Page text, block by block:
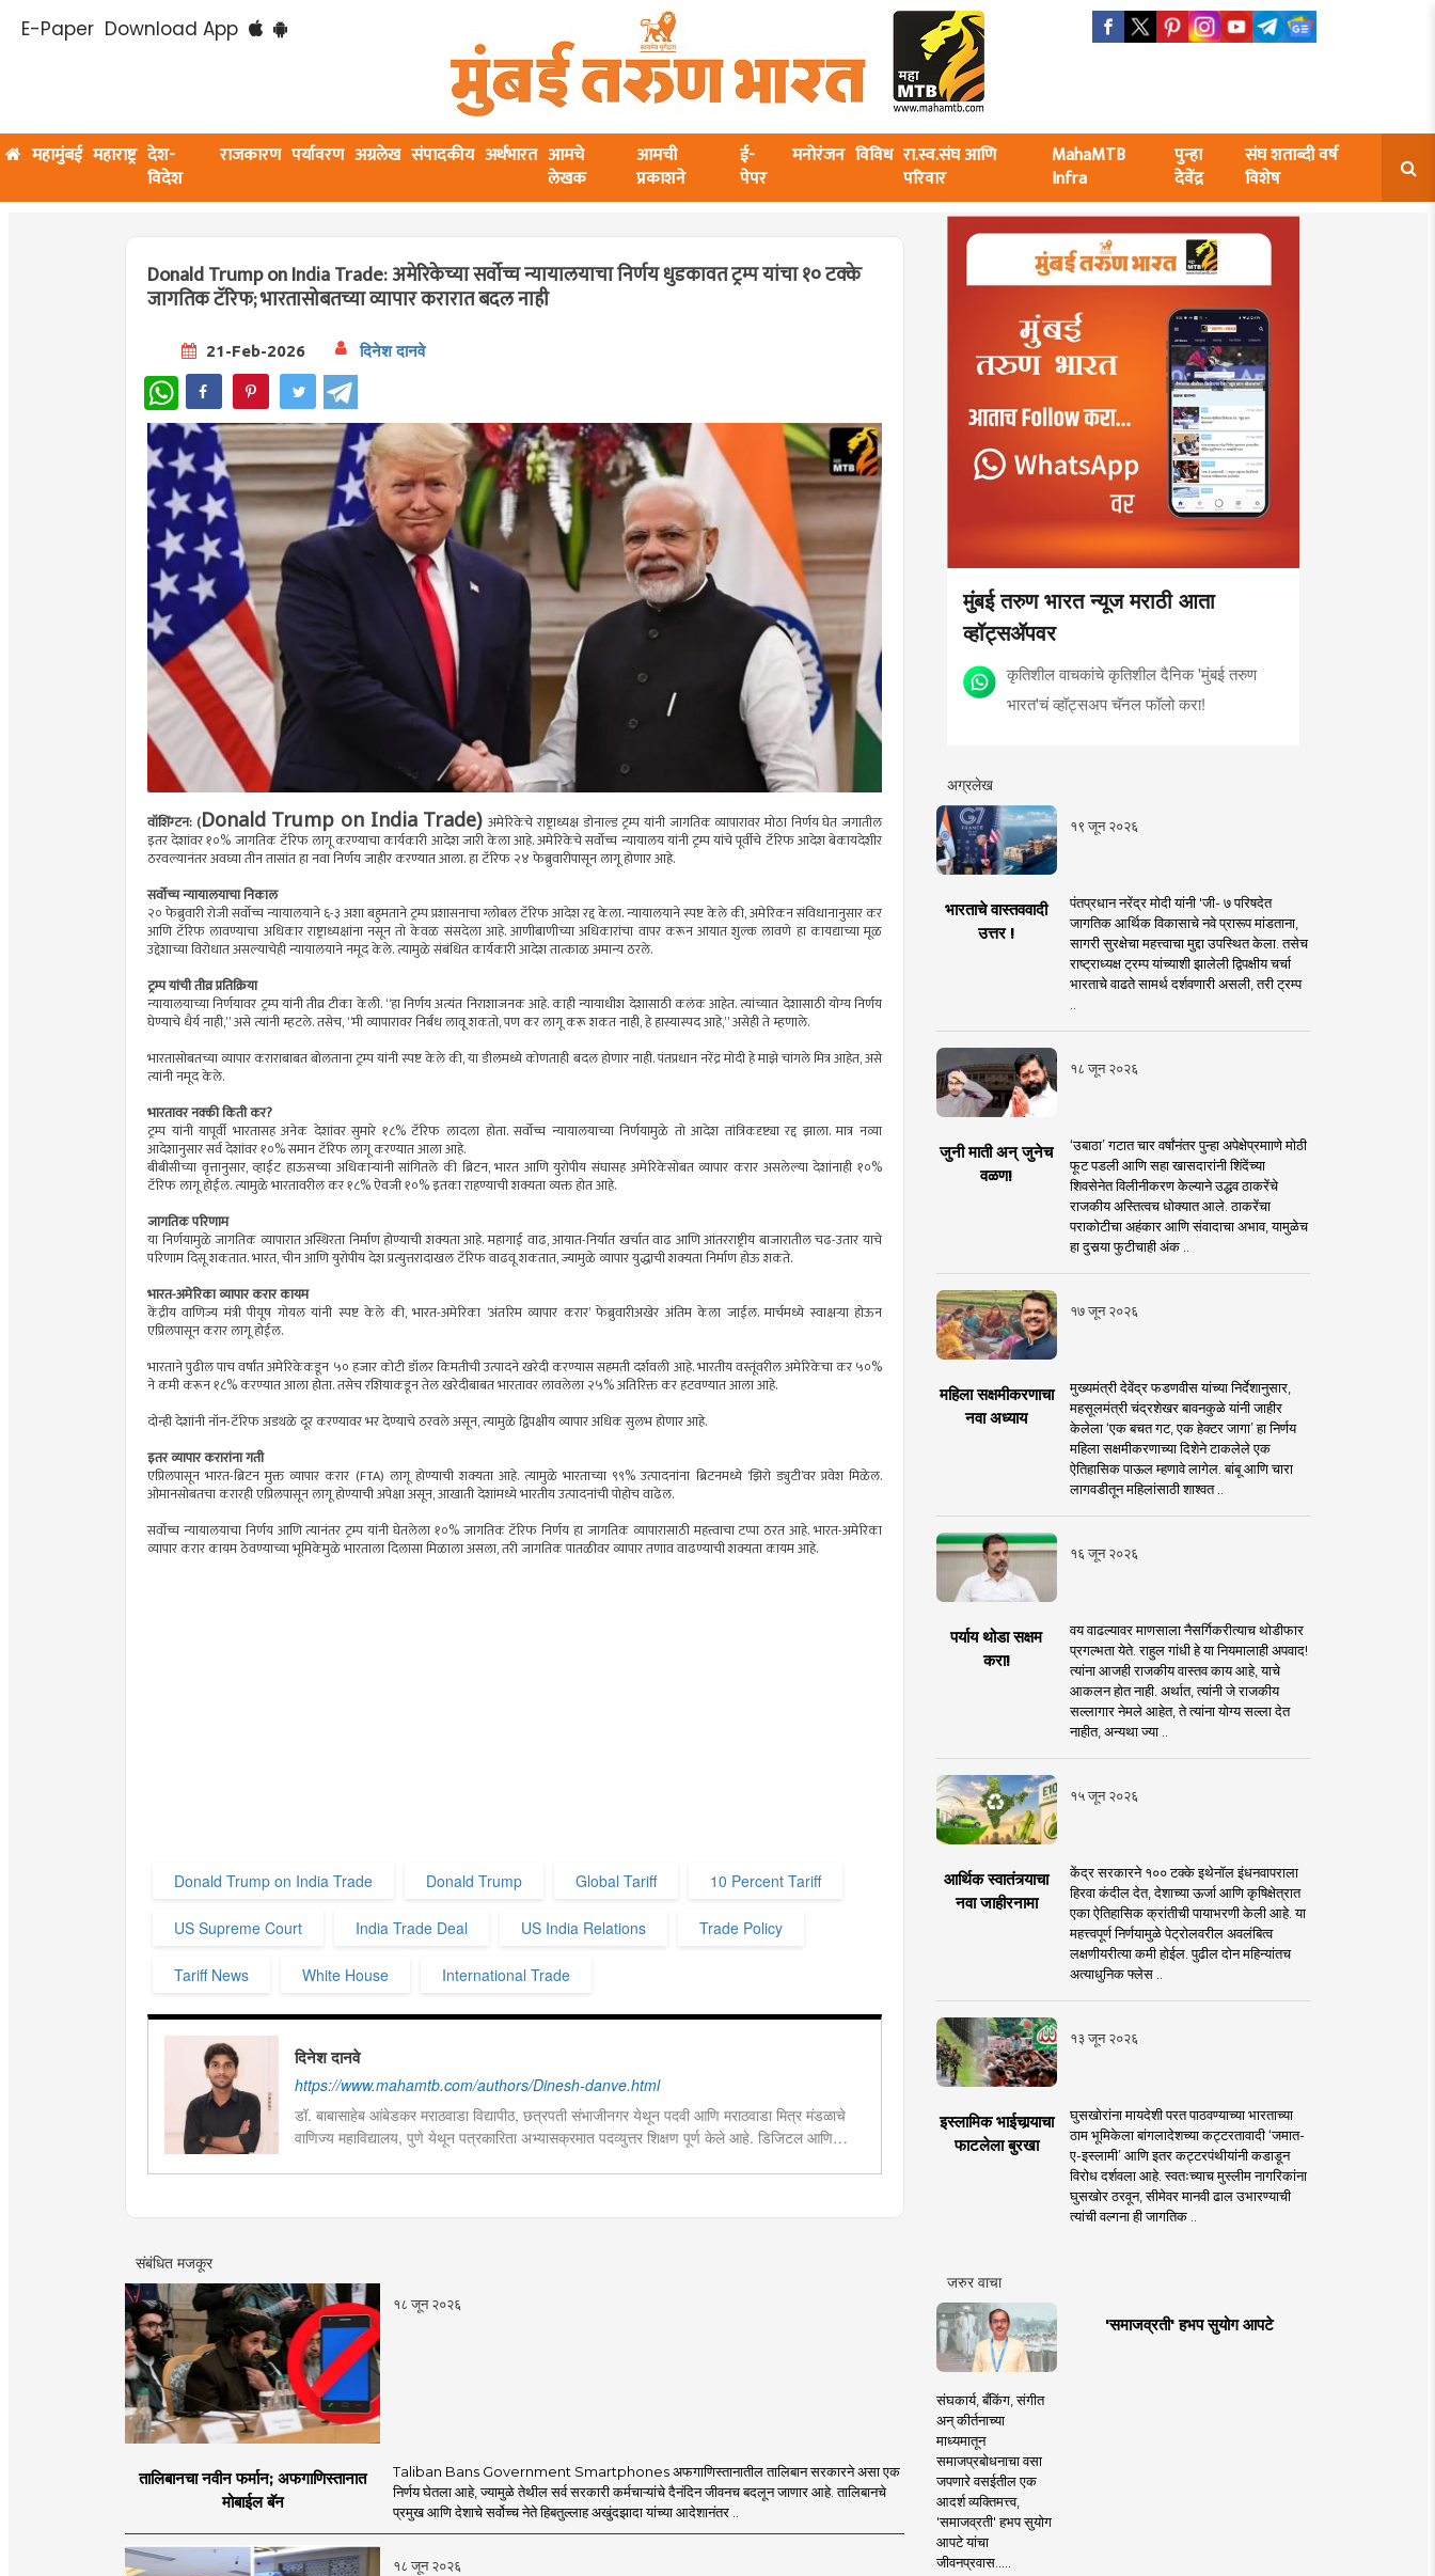
E-Paper Download App
महामुंबई महाराष्ट्र देश-
विदेश
राजकारण पर्यावरण अग्रलेख संपादकीय अर्थभारत आमचे
लेखक
आमची
प्रकाशने
ई-
पेपर
मनोरंजन विविध रा.स्व.संघ आणि
परिवार
MahaMTB
Infra
पुन्हा
देवेंद्र
संघ शताब्दी वर्ष
विशेष
Donald Trump on India Trade: अमेरिकेच्या सर्वोच्च न्यायालयाचा निर्णय धुडकावत ट्रम्प यांचा १० टक्के
जागतिक टॅरिफ; भारतासोबतच्या व्यापार करारात बदल नाही
21-Feb-2026 दिनेश दानवे
WhatsApp
वॉशिंग्टन: (Donald Trump on India Trade) अमेरिकेचे राष्ट्राध्यक्ष डोनाल्ड ट्रम्प यांनी जागतिक व्यापारावर मोठा निर्णय घेत जगातील
इतर देशांवर १०% जागतिक टॅरिफ लागू करण्याचा कार्यकारी आदेश जारी केला आहे. अमेरिकेचे सर्वोच्च न्यायालय यांनी ट्रम्प यांचे पूर्वीचे टॅरिफ आदेश बेकायदेशीर
ठरवल्यानंतर अवघ्या तीन तासांत हा नवा निर्णय जाहीर करण्यात आला. हा टॅरिफ २४ फेब्रुवारीपासून लागू होणार आहे.
सर्वोच्च न्यायालयाचा निकाल
२० फेब्रुवारी रोजी सर्वोच्च न्यायालयाने ६-३ अशा बहुमताने ट्रम्प प्रशासनाचा ग्लोबल टॅरिफ आदेश रद्द केला. न्यायालयाने स्पष्ट केले की, अमेरिकन संविधानानुसार कर
आणि टॅरिफ लावण्याचा अधिकार राष्ट्राध्यक्षांना नसून तो केवळ संसदेला आहे. आणीबाणीच्या अधिकारांचा वापर करून आयात शुल्क लावणे हा कायद्याच्या मूळ
उद्देशाच्या विरोधात असल्याचेही न्यायालयाने नमूद केले. त्यामुळे संबंधित कार्यकारी आदेश तात्काळ अमान्य ठरले.
ट्रम्प यांची तीव्र प्रतिक्रिया
न्यायालयाच्या निर्णयावर ट्रम्प यांनी तीव्र टीका केली. “हा निर्णय अत्यंत निराशाजनक आहे. काही न्यायाधीश देशासाठी कलंक आहेत. त्यांच्यात देशासाठी योग्य निर्णय
घेण्याचे धैर्य नाही,” असे त्यांनी म्हटले. तसेच, “मी व्यापारावर निर्बंध लावू शकतो, पण कर लागू करू शकत नाही, हे हास्यास्पद आहे,” असेही ते म्हणाले.
भारतासोबतच्या व्यापार कराराबाबत बोलताना ट्रम्प यांनी स्पष्ट केले की, या डीलमध्ये कोणताही बदल होणार नाही. पंतप्रधान नरेंद्र मोदी हे माझे चांगले मित्र आहेत, असे
त्यांनी नमूद केले.
भारतावर नक्की किती कर?
ट्रम्प यांनी यापूर्वी भारतासह अनेक देशांवर सुमारे १८% टॅरिफ लादला होता. सर्वोच्च न्यायालयाच्या निर्णयामुळे तो आदेश तांत्रिकदृष्ट्या रद्द झाला. मात्र नव्या
आदेशानुसार सर्व देशांवर १०% समान टॅरिफ लागू करण्यात आला आहे.
बीबीसीच्या वृत्तानुसार, व्हाईट हाऊसच्या अधिकाऱ्यांनी सांगितले की ब्रिटन, भारत आणि युरोपीय संघासह अमेरिकेसोबत व्यापार करार असलेल्या देशांनाही १०%
टॅरिफ लागू होईल. त्यामुळे भारतावरील कर १८% ऐवजी १०% इतका राहण्याची शक्यता व्यक्त होत आहे.
जागतिक परिणाम
या निर्णयामुळे जागतिक व्यापारात अस्थिरता निर्माण होण्याची शक्यता आहे. महागाई वाढ, आयात-निर्यात खर्चात वाढ आणि आंतरराष्ट्रीय बाजारातील चढ-उतार याचे
परिणाम दिसू शकतात. भारत, चीन आणि युरोपीय देश प्रत्युत्तरादाखल टॅरिफ वाढवू शकतात, ज्यामुळे व्यापार युद्धाची शक्यता निर्माण होऊ शकते.
भारत-अमेरिका व्यापार करार कायम
केंद्रीय वाणिज्य मंत्री पीयूष गोयल यांनी स्पष्ट केले की, भारत-अमेरिका ‘अंतरिम व्यापार करार’ फेब्रुवारीअखेर अंतिम केला जाईल. मार्चमध्ये स्वाक्षऱ्या होऊन
एप्रिलपासून करार लागू होईल.
भारताने पुढील पाच वर्षांत अमेरिकेकडून ५० हजार कोटी डॉलर किमतीची उत्पादने खरेदी करण्यास सहमती दर्शवली आहे. भारतीय वस्तूंवरील अमेरिकेचा कर ५०%
ने कमी करून १८% करण्यात आला होता. तसेच रशियाकडून तेल खरेदीबाबत भारतावर लावलेला २५% अतिरिक्त कर हटवण्यात आला आहे.
दोन्ही देशांनी नॉन-टॅरिफ अडथळे दूर करण्यावर भर देण्याचे ठरवले असून, त्यामुळे द्विपक्षीय व्यापार अधिक सुलभ होणार आहे.
इतर व्यापार करारांना गती
एप्रिलपासून भारत-ब्रिटन मुक्त व्यापार करार (FTA) लागू होण्याची शक्यता आहे. त्यामुळे भारताच्या ९९% उत्पादनांना ब्रिटनमध्ये ‘झिरो ड्युटी’वर प्रवेश मिळेल.
ओमानसोबतचा करारही एप्रिलपासून लागू होण्याची अपेक्षा असून, आखाती देशांमध्ये भारतीय उत्पादनांची पोहोच वाढेल.
सर्वोच्च न्यायालयाचा निर्णय आणि त्यानंतर ट्रम्प यांनी घेतलेला १०% जागतिक टॅरिफ निर्णय हा जागतिक व्यापारासाठी महत्त्वाचा टप्पा ठरत आहे. भारत-अमेरिका
व्यापार करार कायम ठेवण्याच्या भूमिकेमुळे भारताला दिलासा मिळाला असला, तरी जागतिक पातळीवर व्यापार तणाव वाढण्याची शक्यता कायम आहे.
Donald Trump on India Trade Donald Trump Global Tariff 10 Percent Tariff
US Supreme Court India Trade Deal US India Relations Trade Policy
Tariff News White House International Trade
दिनेश दानवे
https://www.mahamtb.com/authors/Dinesh-danve.html
डॉ. बाबासाहेब आंबेडकर मराठवाडा विद्यापीठ, छत्रपती संभाजीनगर येथून पदवी आणि मराठवाडा मित्र मंडळाचे
वाणिज्य महाविद्यालय, पुणे येथून पत्रकारिता अभ्यासक्रमात पदव्युत्तर शिक्षण पूर्ण केले आहे. डिजिटल आणि
संबंधित मजकूर
१८ जून २०२६
तालिबानचा नवीन फर्मान; अफगाणिस्तानात
मोबाईल बॅन
Taliban Bans Government Smartphones अफगाणिस्तानातील तालिबान सरकारने असा एक
निर्णय घेतला आहे, ज्यामुळे तेथील सर्व सरकारी कर्मचाऱ्यांचे दैनंदिन जीवनच बदलून जाणार आहे. तालिबानचे
प्रमुख आणि देशाचे सर्वोच्च नेते हिबतुल्लाह अखुंदझादा यांच्या आदेशानंतर ..
१८ जून २०२६
मुंबई तरुण भारत न्यूज मराठी आता
व्हॉट्सॲपवर
कृतिशील वाचकांचे कृतिशील दैनिक 'मुंबई तरुण
भारत'चं व्हॉट्सअप चॅनल फॉलो करा!
अग्रलेख
१९ जून २०२६
भारताचे वास्तववादी
उत्तर !
पंतप्रधान नरेंद्र मोदी यांनी 'जी- ७ परिषदेत
जागतिक आर्थिक विकासाचे नवे प्रारूप मांडताना,
सागरी सुरक्षेचा महत्त्वाचा मुद्दा उपस्थित केला. तसेच
राष्ट्राध्यक्ष ट्रम्प यांच्याशी झालेली द्विपक्षीय चर्चा
भारताचे वाढते सामर्थ दर्शवणारी असली, तरी ट्रम्प
१८ जून २०२६
जुनी माती अन् जुनेच
वळण!
‘उबाठा’ गटात चार वर्षांनंतर पुन्हा अपेक्षेप्रमााणे मोठी
फूट पडली आणि सहा खासदारांनी शिंदेंच्या
शिवसेनेत विलीनीकरण केल्याने उद्धव ठाकरेंचे
राजकीय अस्तित्वच धोक्यात आले. ठाकरेंचा
पराकोटीचा अहंकार आणि संवादाचा अभाव, यामुळेच
हा दुसर्‍या फुटीचाही अंक ..
१७ जून २०२६
महिला सक्षमीकरणाचा
नवा अध्याय
मुख्यमंत्री देवेंद्र फडणवीस यांच्या निर्देशानुसार,
महसूलमंत्री चंद्रशेखर बावनकुळे यांनी जाहीर
केलेला ‘एक बचत गट, एक हेक्टर जागा’ हा निर्णय
महिला सक्षमीकरणाच्या दिशेने टाकलेले एक
ऐतिहासिक पाऊल म्हणावे लागेल. बांबू आणि चारा
लागवडीतून महिलांसाठी शाश्वत ..
१६ जून २०२६
पर्याय थोडा सक्षम
करा!
वय वाढल्यावर माणसाला नैसर्गिकरीत्याच थोडीफार
प्रगल्भता येते. राहुल गांधी हे या नियमालाही अपवाद!
त्यांना आजही राजकीय वास्तव काय आहे, याचे
आकलन होत नाही. अर्थात, त्यांनी जे राजकीय
सल्लागार नेमले आहेत, ते त्यांना योग्य सल्ला देत
नाहीत, अन्यथा ज्या ..
१५ जून २०२६
आर्थिक स्वातंत्र्याचा
नवा जाहीरनामा
केंद्र सरकारने १०० टक्के इथेनॉल इंधनवापराला
हिरवा कंदील देत, देशाच्या ऊर्जा आणि कृषिक्षेत्रात
एका ऐतिहासिक क्रांतीची पायाभरणी केली आहे. या
महत्त्वपूर्ण निर्णयामुळे पेट्रोलवरील अवलंबित्व
लक्षणीयरीत्या कमी होईल. पुढील दोन महिन्यांतच
अत्याधुनिक फ्लेस ..
१३ जून २०२६
इस्लामिक भाईचार्‍याचा
फाटलेला बुरखा
घुसखोरांना मायदेशी परत पाठवण्याच्या भारताच्या
ठाम भूमिकेला बांगलादेशच्या कट्टरतावादी ‘जमात-
ए-इस्लामी’ आणि इतर कट्टरपंथीयांनी कडाडून
विरोध दर्शवला आहे. स्वतःच्याच मुस्लीम नागरिकांना
घुसखोर ठरवून, सीमेवर मानवी ढाल उभारण्याची
त्यांची वल्गना ही जागतिक ..
जरुर वाचा
'समाजव्रती' हभप सुयोग आपटे
संघकार्य, बँकिंग, संगीत
अन् कीर्तनाच्या
माध्यमातून
समाजप्रबोधनाचा वसा
जपणारे वसईतील एक
आदर्श व्यक्तिमत्त्व,
'समाजव्रती' हभप सुयोग
आपटे यांचा
जीवनप्रवास.....